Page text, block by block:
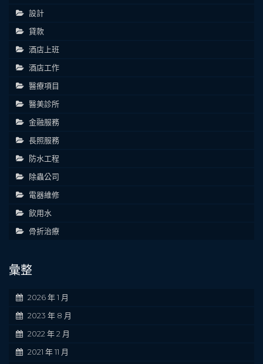
設計
貸款
酒店上班
酒店工作
醫療項目
醫美診所
金融服務
長照服務
防水工程
除蟲公司
電器維修
飲用水
骨折治療
彙整
2026 年 1 月
2023 年 8 月
2022 年 2 月
2021 年 11 月